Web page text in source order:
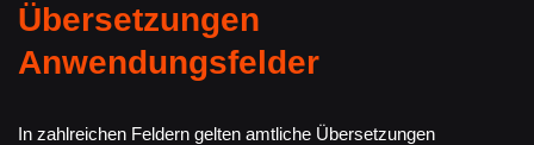
Übersetzungen
Anwendungsfelder
In zahlreichen Feldern gelten amtliche Übersetzungen